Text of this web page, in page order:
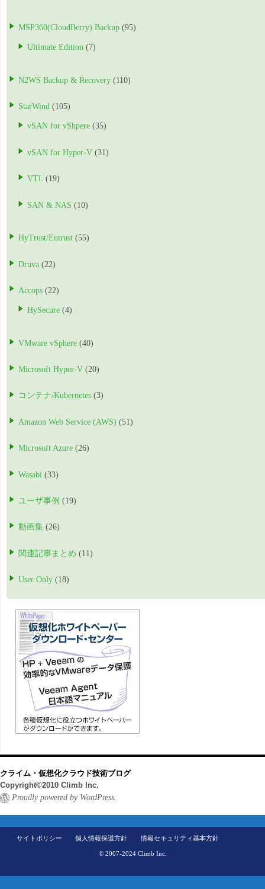
MSP360(CloudBerry) Backup (95)
Ultimate Edition (7)
N2WS Backup & Recovery (110)
StarWind (105)
vSAN for vShpere (35)
vSAN for Hyper-V (31)
VTL (19)
SAN & NAS (10)
HyTrust/Entrust (55)
Druva (22)
Accops (22)
HySecure (4)
VMware vSphere (40)
Microsoft Hyper-V (20)
コンテナ/Kubernetes (3)
Amazon Web Service (AWS) (51)
Microsoft Azure (26)
Wasabi (33)
ユーザ事例 (19)
動画集 (26)
関連記事まとめ (11)
User Only (18)
クライム・仮想化クラウド技術ブログ
Copyright©2010 Climb Inc.
Proudly powered by WordPress.
サイトポリシー 個人情報保護方針 情報セキュリティ基本方針
© 2007-2024 Climb Inc.